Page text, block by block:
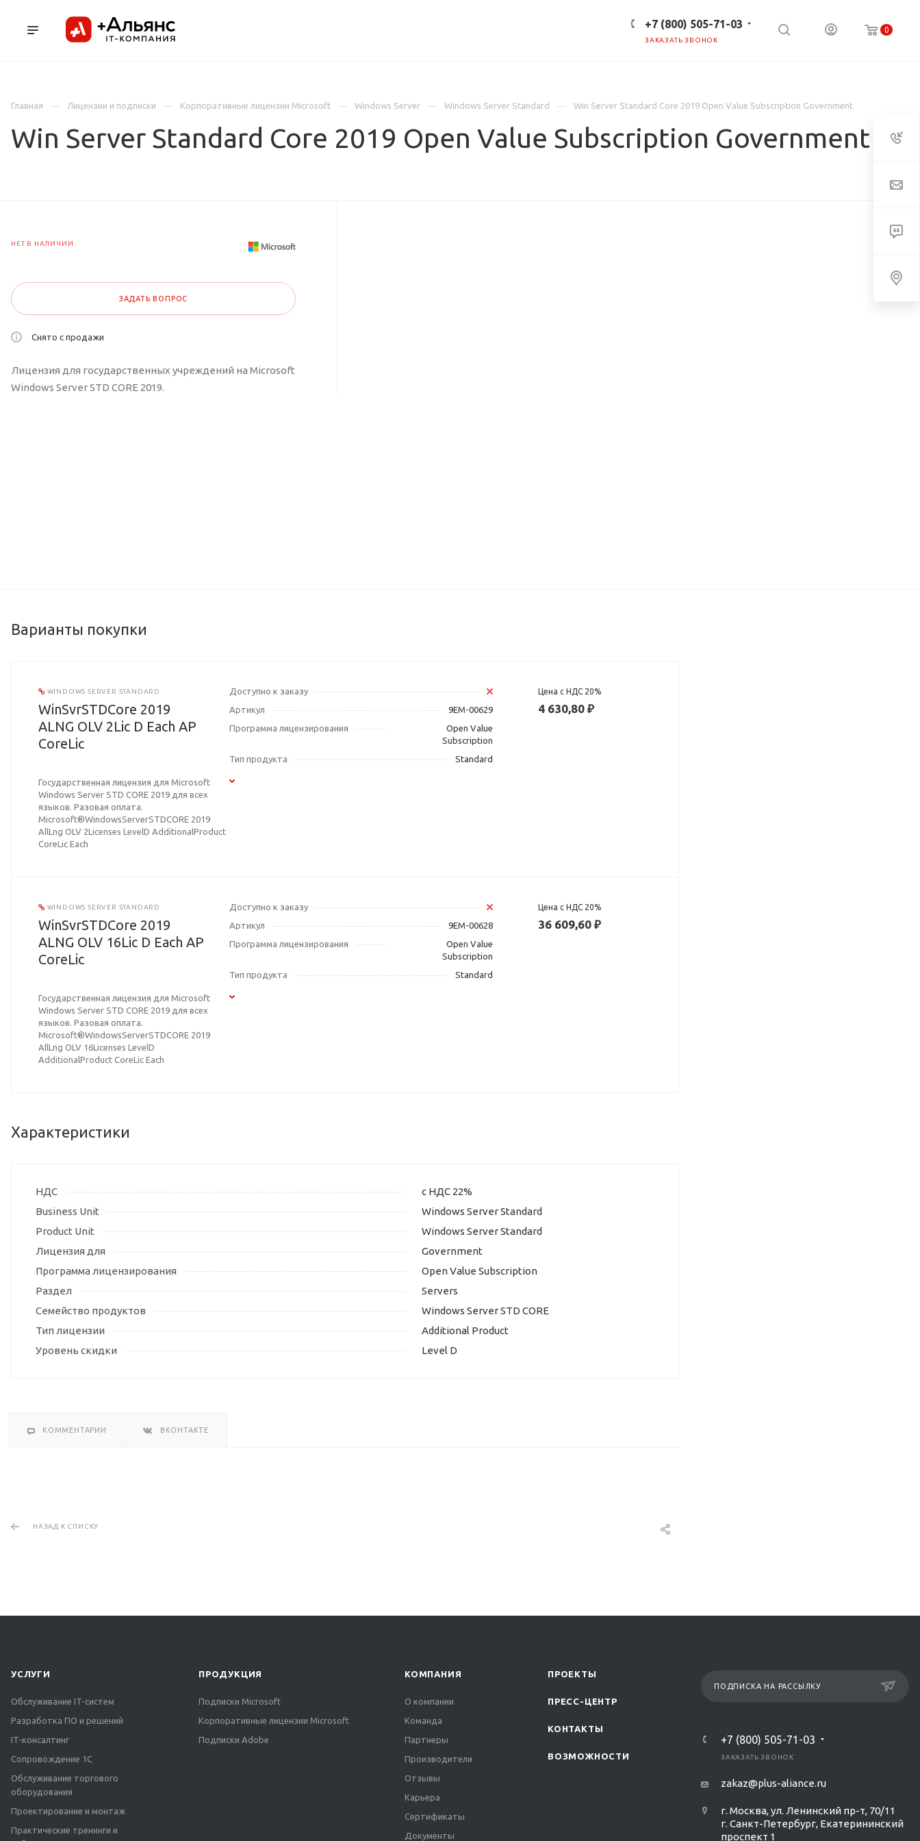
0
+7 (800) 505-71-03
ЗАКАЗАТЬ ЗВОНОК
Главная
Лицензии и подписки Корпоративные лицензии Microsoft Windows Server Windows Server Standard Win Server Standard Core 2019 Open Value Subscription Government
Win Server Standard Core 2019 Open Value Subscription Government
НЕТ В НАЛИЧИИ
ЗАДАТЬ ВОПРОС
Снято с продажи
Лицензия для государственных учреждений на Microsoft
Windows Server STD CORE 2019.
Варианты покупки
WINDOWS SERVER STANDARD
WinSvrSTDCore 2019
ALNG OLV 2Lic D Each AP
CoreLic
Государственная лицензия для Microsoft
Windows Server STD CORE 2019 для всех
языков. Разовая оплата.
Microsoft®WindowsServerSTDCORE 2019
AllLng OLV 2Licenses LevelD AdditionalProduct
CoreLic Each
Доступно к заказу
Артикул
9EM-00629
Программа лицензирования
Open Value
Subscription
Тип продукта
Standard
Цена с НДС 20%
4 630,80 ₽
WINDOWS SERVER STANDARD
WinSvrSTDCore 2019
ALNG OLV 16Lic D Each AP
CoreLic
Государственная лицензия для Microsoft
Windows Server STD CORE 2019 для всех
языков. Разовая оплата.
Microsoft®WindowsServerSTDCORE 2019
AllLng OLV 16Licenses LevelD
AdditionalProduct CoreLic Each
Доступно к заказу
Артикул
9EM-00628
Программа лицензирования
Open Value
Subscription
Тип продукта
Standard
Цена с НДС 20%
36 609,60 ₽
Характеристики
НДС
с НДС 22%
Business Unit
Windows Server Standard
Product Unit
Windows Server Standard
Лицензия для
Government
Программа лицензирования
Open Value Subscription
Раздел
Servers
Семейство продуктов
Windows Server STD CORE
Тип лицензии
Additional Product
Уровень скидки
Level D
КОММЕНТАРИИ ВКОНТАКТЕ
НАЗАД К СПИСКУ
УСЛУГИ
Обслуживание IT-систем
Разработка ПО и решений
IT-консалтинг
Сопровождение 1С
Обслуживание торгового
оборудования
Проектирование и монтаж
Практические тренинги и
ПРОДУКЦИЯ
Подписки Microsoft
Корпоративные лицензии Microsoft
Подписки Adobe
КОМПАНИЯ
О компании
Команда
Партнеры
Производители
Отзывы
Карьера
Сертификаты
Документы
ПРОЕКТЫ
ПРЕСС-ЦЕНТР
КОНТАКТЫ
ВОЗМОЖНОСТИ
ПОДПИСКА НА РАССЫЛКУ
+7 (800) 505-71-03
ЗАКАЗАТЬ ЗВОНОК
zakaz@plus-aliance.ru
г. Москва, ул. Ленинский пр-т, 70/11
г. Санкт-Петербург, Екатерининский
проспект 1